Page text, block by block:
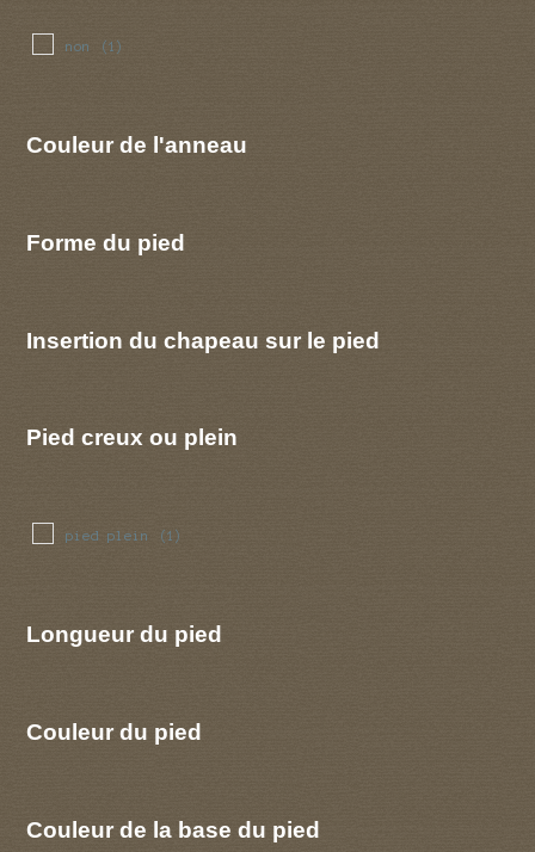
non (1)
Couleur de l'anneau
Forme du pied
Insertion du chapeau sur le pied
Pied creux ou plein
pied plein (1)
Longueur du pied
Couleur du pied
Couleur de la base du pied